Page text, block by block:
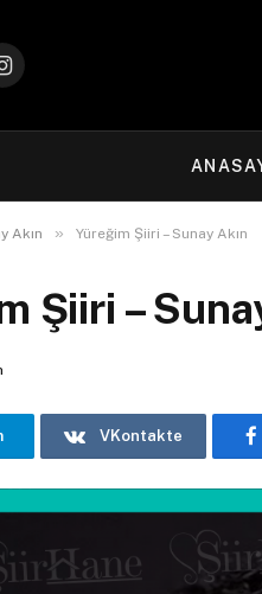
Instagram
Akın » Yüreğim Şiiri – Sunay Akın
Şiiri –
VKontakte